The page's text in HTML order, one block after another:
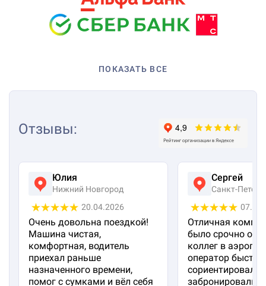
ПОКАЗАТЬ ВСЕ
Отзывы:
Юлия
Нижний Новгород
20.04.2026
Очень довольна поездкой!
Машина чистая,
комфортная, водитель
приехал раньше
назначенного времени,
помог с сумками и вёл себя
Сергей
Санкт-
Отличная
было срочно
коллег в
оператор быстро
сориентировал и
забронировали